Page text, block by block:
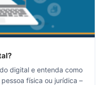
digital e entenda como
física ou jurídica –